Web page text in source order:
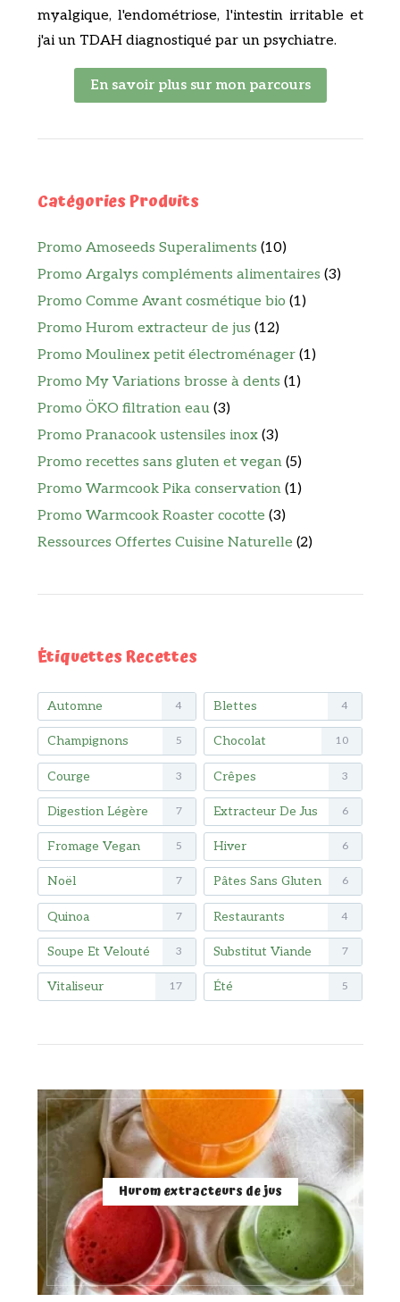
myalgique, l'endométriose, l'intestin irritable et
j'ai un TDAH diagnostiqué par un psychiatre.
En savoir plus sur mon parcours
Catégories Produits
Promo Amoseeds Superaliments (10)
Promo Argalys compléments alimentaires (3)
Promo Comme Avant cosmétique bio (1)
Promo Hurom extracteur de jus (12)
Promo Moulinex petit électroménager (1)
Promo My Variations brosse à dents (1)
Promo ÖKO filtration eau (3)
Promo Pranacook ustensiles inox (3)
Promo recettes sans gluten et vegan (5)
Promo Warmcook Pika conservation (1)
Promo Warmcook Roaster cocotte (3)
Ressources Offertes Cuisine Naturelle (2)
Étiquettes Recettes
Automne 4 Blettes 4
Champignons 5 Chocolat 10
Courge 3 Crêpes 3
Digestion Légère 7 Extracteur De Jus 6
Fromage Vegan 5 Hiver 6
Noël 7 Pâtes Sans Gluten 6
Quinoa 7 Restaurants 4
Soupe Et Velouté 3 Substitut Viande 7
Vitaliseur 17 Été 5
Hurom extracteurs de jus